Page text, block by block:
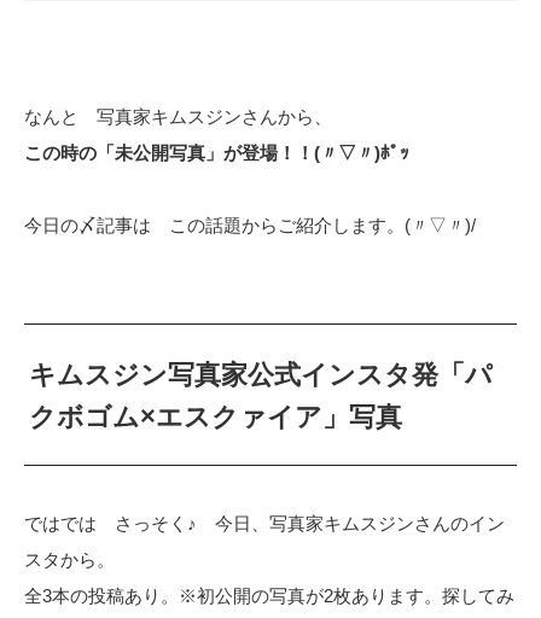
なんと 写真家キムスジンさんから、
この時の「未公開写真」が登場！！(〃▽〃)ﾎﾟｯ
今日の〆記事は この話題からご紹介します。(〃▽〃)/
キムスジン写真家公式インスタ発「パ
クボゴム×エスクァイア」写真
ではでは さっそく♪ 今日、写真家キムスジンさんのイン
スタから。
全3本の投稿あり。※初公開の写真が2枚あります。探してみ